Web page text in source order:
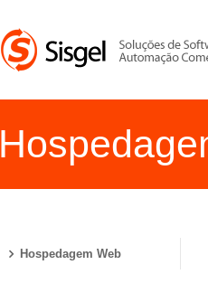
Hospedagem Web